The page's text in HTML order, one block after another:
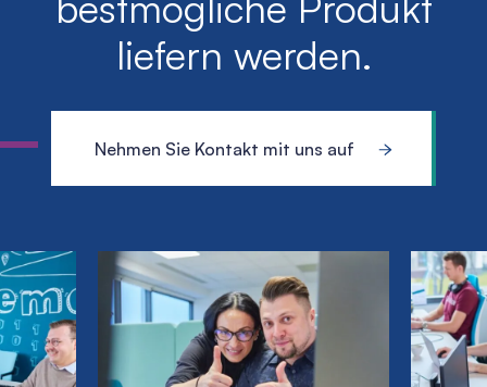
liefern werden.
Nehmen Sie Kontakt mit uns auf